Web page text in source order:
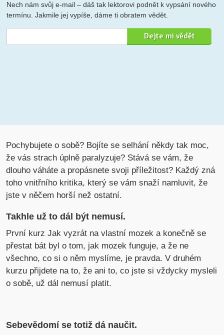
Nech nám svůj e-mail – dáš tak lektorovi podnět k vypsání nového
termínu. Jakmile jej vypíše, dáme ti obratem vědět.
Pochybujete o sobě? Bojíte se selhání někdy tak moc,
že vás strach úplně paralyzuje? Stává se vám, že
dlouho váháte a propásnete svoji příležitost? Každý zná
toho vnitřního kritika, který se vám snaží namluvit, že
jste v něčem horší než ostatní.
Takhle už to dál být nemusí.
První kurz Jak vyzrát na vlastní mozek a konečně se
přestat bát byl o tom, jak mozek funguje, a že ne
všechno, co si o něm myslíme, je pravda. V druhém
kurzu přijdete na to, že ani to, co jste si vždycky mysleli
o sobě, už dál nemusí platit.
Sebevědomí se totiž dá naučit.